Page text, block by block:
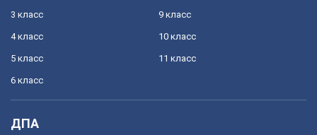
3 класс
4 класс
5 класс
6 класс
9 класс
10 класс
11 класс
ДПА